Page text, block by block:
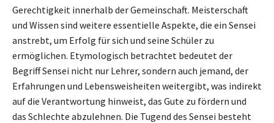
Gerechtigkeit innerhalb der Gemeinschaft. Meisterschaft
und Wissen sind weitere essentielle Aspekte, die ein Sensei
anstrebt, um Erfolg für sich und seine Schüler zu
ermöglichen. Etymologisch betrachtet bedeutet der
Begriff Sensei nicht nur Lehrer, sondern auch jemand, der
Erfahrungen und Lebensweisheiten weitergibt, was indirekt
auf die Verantwortung hinweist, das Gute zu fördern und
das Schlechte abzulehnen. Die Tugend des Sensei besteht